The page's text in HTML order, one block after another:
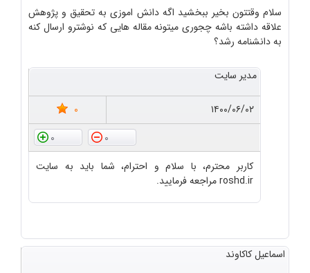
سلام وقتتون بخیر ببخشید اگه دانش اموزی به تحقیق و پژوهش
علاقه داشته باشه چجوری میتونه مقاله هایی که نوشترو ارسال کنه
به دانشنامه رشد؟
مدیر سایت
۱۴۰۰/۰۶/۰۲
0
0
0
کاربر محترم، با سلام و احترام، شما باید به سایت
roshd.ir مراجعه فرمایید.
اسماعیل کاکاوند